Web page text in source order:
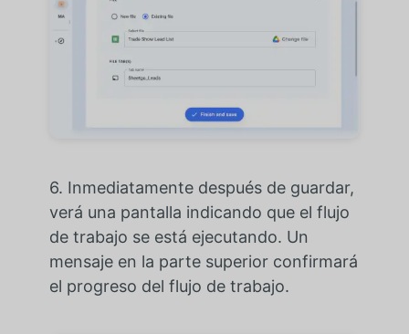
6. Inmediatamente después de guardar,
verá una pantalla indicando que el flujo
de trabajo se está ejecutando. Un
mensaje en la parte superior confirmará
el progreso del flujo de trabajo.